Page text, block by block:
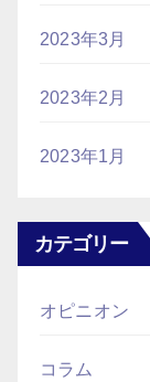
2023年3月
2023年2月
2023年1月
カテゴリー
オピニオン
コラム